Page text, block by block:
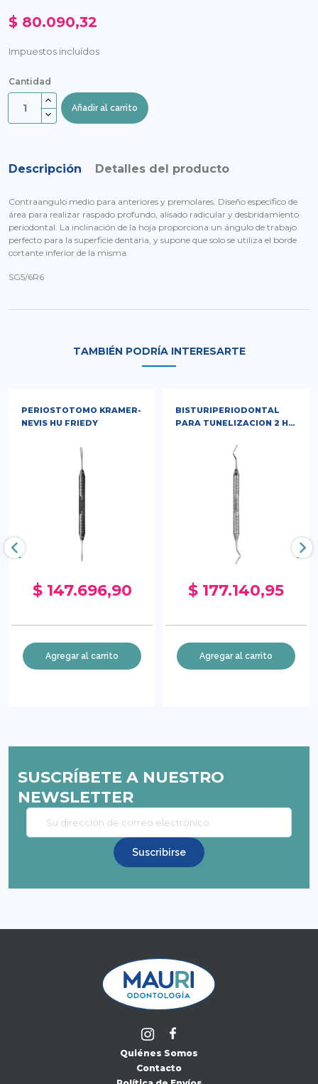
$ 80.090,32
Impuestos incluídos
Cantidad
Añadir al carrito
Descripción Detalles del producto
Contraangulo medio para anteriores y premolares. Diseño especifico de
área para realizar raspado profundo, alisado radicular y desbridamiento
periodontal. La inclinación de la hoja proporciona un ángulo de trabajo
perfecto para la superficie dentaria, y supone que solo se utiliza el borde
cortante inferior de la misma.
SG5/6R6
TAMBIÉN PODRÍA INTERESARTE
PERIOSTOTOMO KRAMER-
NEVIS HU FRIEDY
$ 147.696,90
Agregar al carrito
BISTURIPERIODONTAL
PARA TUNELIZACION 2 HU
$ 177.140,95
Agregar al carrito
‹ ›
SUSCRÍBETE A NUESTRO
NEWSLETTER
Quiénes Somos
Contacto